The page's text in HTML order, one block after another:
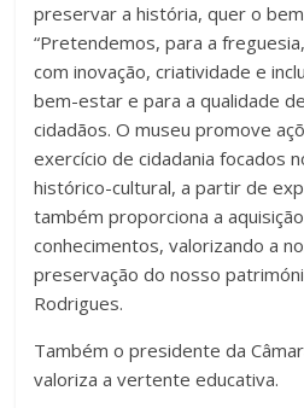
preservar a história, quer o
“Pretendemos, para a
com inovação, criatividade e
bem-estar e para a qualidade
cidadãos. O museu promove
exercício de cidadania focados
histórico-cultural, a partir de
também proporciona a
conhecimentos, valorizando a
preservação do nosso
Rodrigues.
Também o presidente da
valoriza a vertente educativa.